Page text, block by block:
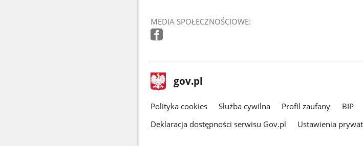
MEDIA SPOŁECZNOŚCIOWE:
stopka
gov.pl Strona
gov.pl
gov.pl
Polityka cookies Służba cywilna Profil zaufany BIP
Deklaracja dostępności serwisu Gov.pl
Ustawienia